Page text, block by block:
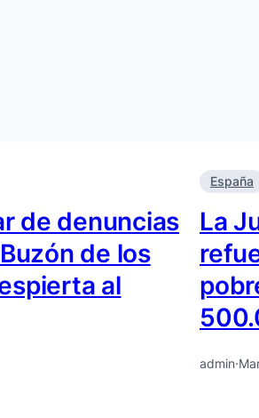
de denuncias
de los
al
España
La
admin·